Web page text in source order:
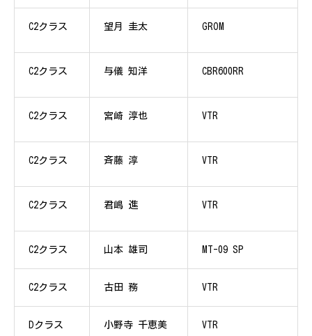
C2クラス 望月 圭太 GROM
C2クラス 与儀 知洋 CBR600RR
C2クラス 宮崎 淳也 VTR
C2クラス 斉藤 淳 VTR
C2クラス 君嶋 進 VTR
C2クラス 山本 雄司 MT-09 SP
C2クラス 古田 務 VTR
Dクラス 小野寺 千恵美 VTR